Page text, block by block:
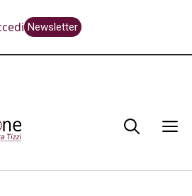
Newsletter